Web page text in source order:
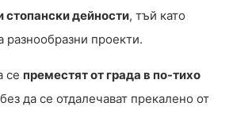
стопански дейности, тъй като
разнообразни проекти.
се преместят от града в по-тихо
да се отдалечават прекалено от